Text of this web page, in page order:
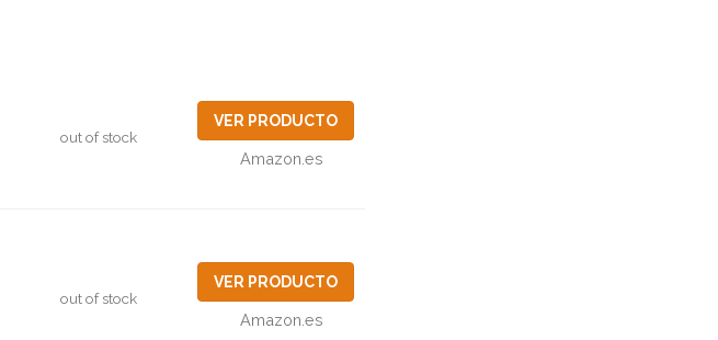
out of stock
VER PRODUCTO
Amazon.es
out of stock
VER PRODUCTO
Amazon.es